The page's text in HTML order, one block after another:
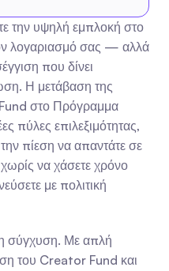
την υψηλή εμπλοκή στο
λογαριασμό σας — αλλά
που δίνει
Η μετάβαση της
στο Πρόγραμμα
πύλες επιλεξιμότητας,
πίεση να απαντάτε σε
να χάσετε χρόνο
με πολιτική
σύγχυση. Με απλή
του Creator Fund και